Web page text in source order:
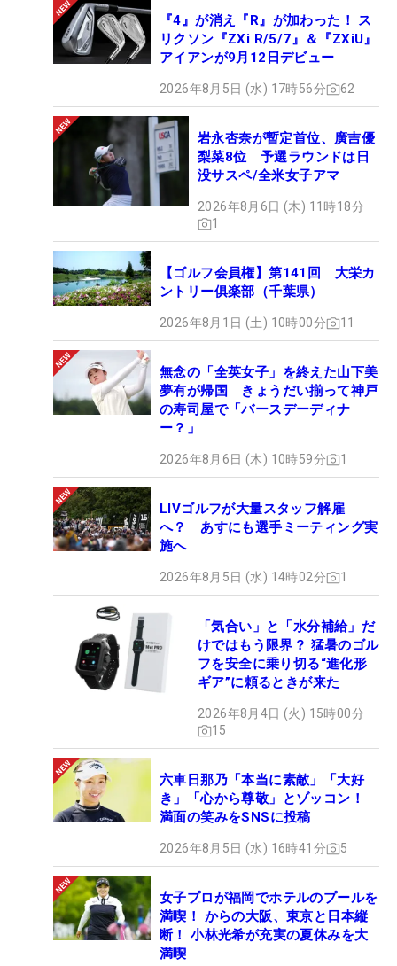
『4』が消え『R』が加わった！ ス
リクソン『ZXi R/5/7』＆『ZXiU』
アイアンが9月12日デビュー
2026年8月5日 (水) 17時56分 62
岩永杏奈が暫定首位、廣吉優
梨菜8位 予選ラウンドは日
没サスペ/全米女子アマ
2026年8月6日 (木) 11時18分
1
【ゴルフ会員権】第141回 大栄カ
ントリー俱楽部（千葉県）
2026年8月1日 (土) 10時00分 11
無念の「全英女子」を終えた山下美
夢有が帰国 きょうだい揃って神戸
の寿司屋で「バースデーディナ
ー？」
2026年8月6日 (木) 10時59分 1
LIVゴルフが大量スタッフ解雇
へ？ あすにも選手ミーティング実
施へ
2026年8月5日 (水) 14時02分 1
「気合い」と「水分補給」だ
けではもう限界？ 猛暑のゴル
フを安全に乗り切る“進化形
ギア”に頼るときが来た
2026年8月4日 (火) 15時00分
15
六車日那乃「本当に素敵」「大好
き」「心から尊敬」とゾッコン！
満面の笑みをSNSに投稿
2026年8月5日 (水) 16時41分 5
女子プロが福岡でホテルのプールを
満喫！ からの大阪、東京と日本縦
断！ 小林光希が充実の夏休みを大
満喫